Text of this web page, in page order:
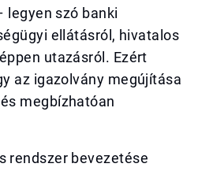
legyen szó banki
ellátásról, hivatalos
utazásról. Ezért
az igazolvány megújítása
megbízhatóan
rendszer bevezetése